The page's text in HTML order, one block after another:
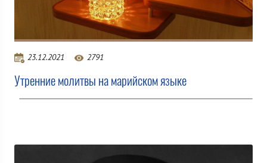
23.12.2021 2791
Утренние молитвы на марийском языке